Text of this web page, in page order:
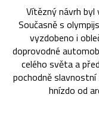
Vítězný návrh
Současně s
vyzdobeno i
doprovodné
celého světa a
pochodně
hnízdo od